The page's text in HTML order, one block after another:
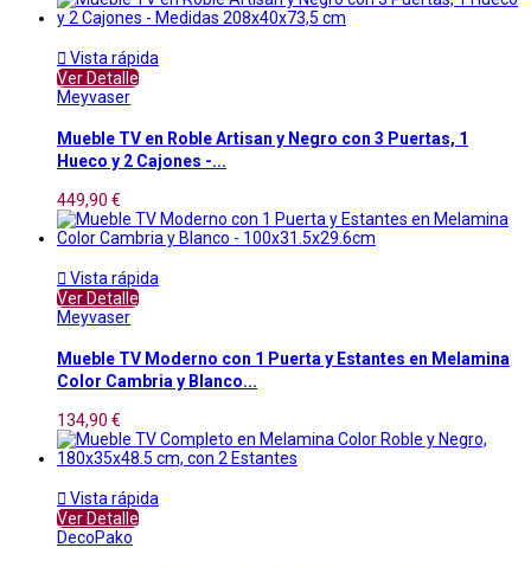
 Vista rápida
Ver Detalle
Meyvaser
Mueble TV en Roble Artisan y Negro con 3 Puertas, 1
Hueco y 2 Cajones -...
449,90 €
 Vista rápida
Ver Detalle
Meyvaser
Mueble TV Moderno con 1 Puerta y Estantes en Melamina
Color Cambria y Blanco...
134,90 €
 Vista rápida
Ver Detalle
DecoPako